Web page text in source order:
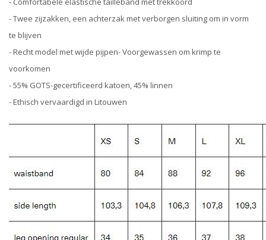
- Twee zijzakken, een achterzak met verborgen sluiting om in vorm
te blijven
- Recht model met wijde pijpen- Voorgewassen om krimp te
voorkomen
- 55% GOTS-gecertificeerd katoen, 45% linnen
- Ethisch vervaardigd in Litouwen